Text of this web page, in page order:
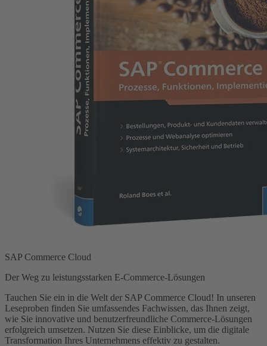
SAP Commerce Cloud
Der Weg zu leistungsstarken E-Commerce-Lösungen
Tauchen Sie ein in die Welt der SAP Commerce Cloud! In unseren
Leseproben finden Sie umfassendes Fachwissen, das Ihnen zeigt,
wie Sie innovative und benutzerfreundliche Commerce-Lösungen
erfolgreich umsetzen. Nutzen Sie diese Einblicke, um die digitale
Transformation Ihres Unternehmens effektiv zu gestalten.